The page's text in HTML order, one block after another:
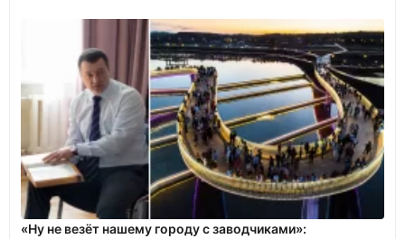
«Ну не везёт нашему городу с заводчиками»: